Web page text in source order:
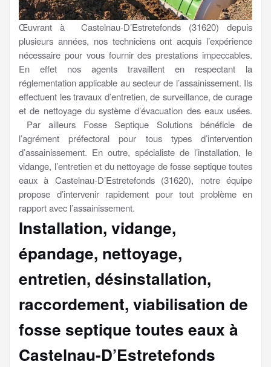
Œuvrant à Castelnau-D’Estretefonds (31620) depuis
plusieurs années, nos techniciens ont acquis l’expérience
nécessaire pour vous fournir des prestations impeccables.
En effet nos agents travaillent en respectant la
réglementation applicable au secteur de l’assainissement. Ils
effectuent les travaux d’entretien, de surveillance, de curage
et de nettoyage du système d’évacuation des eaux usées.
Par ailleurs Fosse Septique Solutions bénéficie de
l’agrément préfectoral pour tous types d’intervention
d’assainissement. En outre, spécialiste de l’installation, le
vidange, l’entretien et du nettoyage de fosse septique toutes
eaux à Castelnau-D’Estretefonds (31620), notre équipe
propose d’intervenir rapidement pour tout problème en
rapport avec l’assainissement.
Installation, vidange,
épandage, nettoyage,
entretien, désinstallation,
raccordement, viabilisation de
fosse septique toutes eaux à
Castelnau-D’Estretefonds